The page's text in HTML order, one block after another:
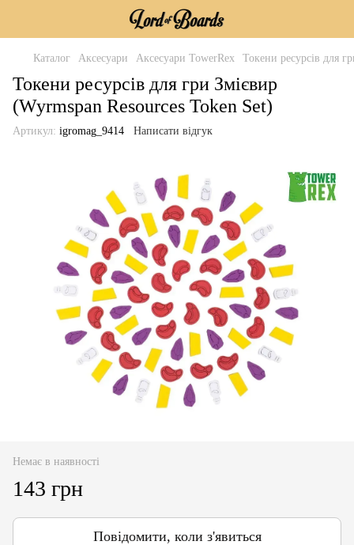
Каталог Аксесуари Аксесуари TowerRex Токени ресурсів для
Токени ресурсів для гри Змієвир
(Wyrmspan Resources Token Set)
Артикул: igromag_9414 Написати відгук
Немає в наявності
143 грн
Повідомити, коли з'явиться